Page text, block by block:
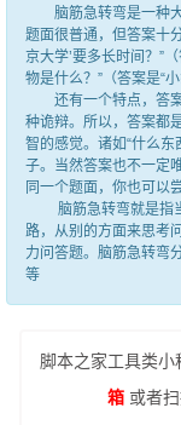
脑筋急转弯是一种大
题面很普通，但答案十
京大学’要多长时间？”
物是什么？”（答案是“
还有一个特点，答案
种诡辩。所以，答案都
智的感觉。诸如“什么东
子。当然答案也不一定
同一个题面，你也可以
脑筋急转弯就是指当
路，从别的方面来思考
力问答题。脑筋急转弯
等
脚本之家工具类小
箱 或者